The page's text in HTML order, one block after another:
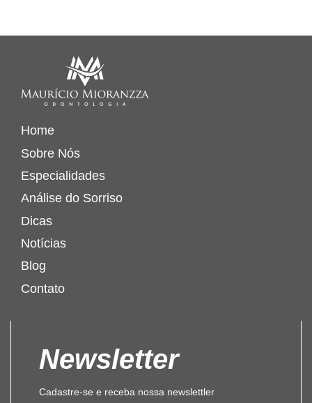
Home
Sobre Nós
Especialidades
Análise do Sorriso
Dicas
Notícias
Blog
Contato
Newsletter
Cadastre-se e receba nossa newslettler